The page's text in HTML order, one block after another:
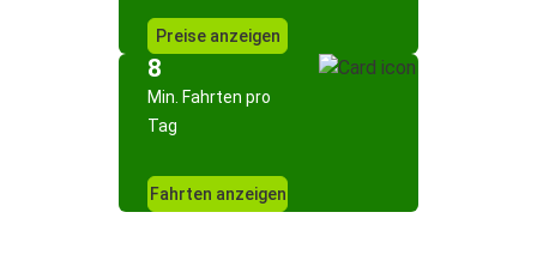
Preise anzeigen
8
Min. Fahrten pro
Tag
Fahrten anzeigen